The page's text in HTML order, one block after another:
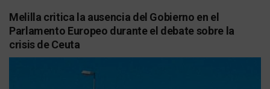
Melilla critica la ausencia del Gobierno en el
Parlamento Europeo durante el debate sobre la
crisis de Ceuta